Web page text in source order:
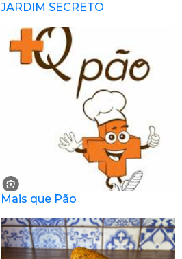
JARDIM SECRETO
Mais que Pão